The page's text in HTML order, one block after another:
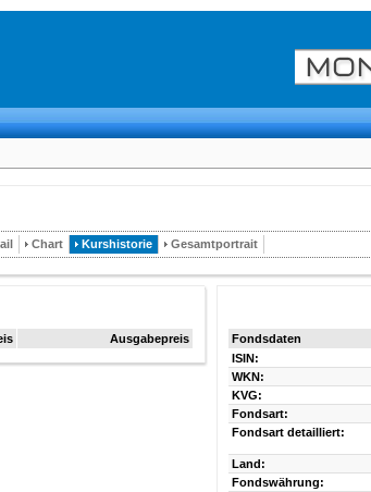
Chart Kurshistorie Gesamtportrait
Ausgabepreis
Fondsdaten
ISIN:
WKN:
KVG:
Fondsart:
Fondsart detailliert:
Land:
Fondswährung: